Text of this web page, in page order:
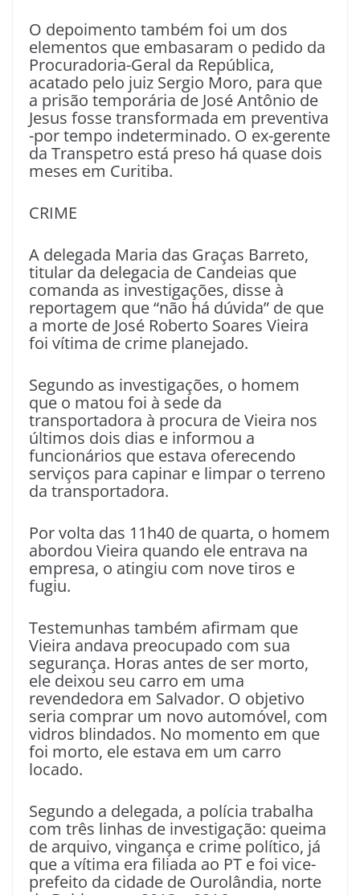
O depoimento também foi um dos
elementos que embasaram o pedido da
Procuradoria-Geral da República,
acatado pelo juiz Sergio Moro, para que
a prisão temporária de José Antônio de
Jesus fosse transformada em preventiva
-por tempo indeterminado. O ex-gerente
da Transpetro está preso há quase dois
meses em Curitiba.
CRIME
A delegada Maria das Graças Barreto,
titular da delegacia de Candeias que
comanda as investigações, disse à
reportagem que “não há dúvida” de que
a morte de José Roberto Soares Vieira
foi vítima de crime planejado.
Segundo as investigações, o homem
que o matou foi à sede da
transportadora à procura de Vieira nos
últimos dois dias e informou a
funcionários que estava oferecendo
serviços para capinar e limpar o terreno
da transportadora.
Por volta das 11h40 de quarta, o homem
abordou Vieira quando ele entrava na
empresa, o atingiu com nove tiros e
fugiu.
Testemunhas também afirmam que
Vieira andava preocupado com sua
segurança. Horas antes de ser morto,
ele deixou seu carro em uma
revendedora em Salvador. O objetivo
seria comprar um novo automóvel, com
vidros blindados. No momento em que
foi morto, ele estava em um carro
locado.
Segundo a delegada, a polícia trabalha
com três linhas de investigação: queima
de arquivo, vingança e crime político, já
que a vítima era filiada ao PT e foi vice-
prefeito da cidade de Ourolândia, norte